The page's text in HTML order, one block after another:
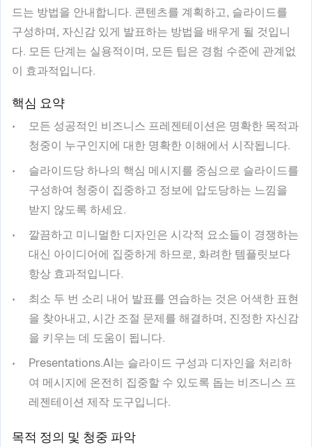
드는 방법을 안내합니다. 콘텐츠를 계획하고, 슬라이드를
구성하며, 자신감 있게 발표하는 방법을 배우게 될 것입니
다. 모든 단계는 실용적이며, 모든 팁은 경험 수준에 관계없
이 효과적입니다.
핵심 요약
모든 성공적인 비즈니스 프레젠테이션은 명확한 목적과
청중이 누구인지에 대한 명확한 이해에서 시작됩니다.
슬라이드당 하나의 핵심 메시지를 중심으로 슬라이드를
구성하여 청중이 집중하고 정보에 압도당하는 느낌을
받지 않도록 하세요.
깔끔하고 미니멀한 디자인은 시각적 요소들이 경쟁하는
대신 아이디어에 집중하게 하므로, 화려한 템플릿보다
항상 효과적입니다.
최소 두 번 소리 내어 발표를 연습하는 것은 어색한 표현
을 찾아내고, 시간 조절 문제를 해결하며, 진정한 자신감
을 키우는 데 도움이 됩니다.
Presentations.AI는 슬라이드 구성과 디자인을 처리하
여 메시지에 온전히 집중할 수 있도록 돕는 비즈니스 프
레젠테이션 제작 도구입니다.
목적 정의 및 청중 파악